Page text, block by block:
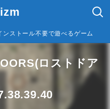
ンストール不要で遊べるゲーム
ロストドア